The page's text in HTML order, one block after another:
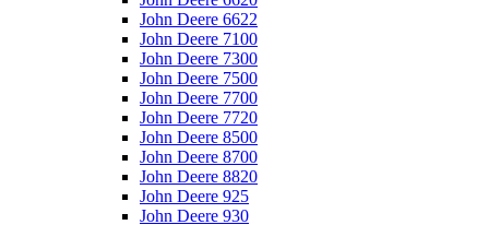
John Deere 6622
John Deere 7100
John Deere 7300
John Deere 7500
John Deere 7700
John Deere 7720
John Deere 8500
John Deere 8700
John Deere 8820
John Deere 925
John Deere 930